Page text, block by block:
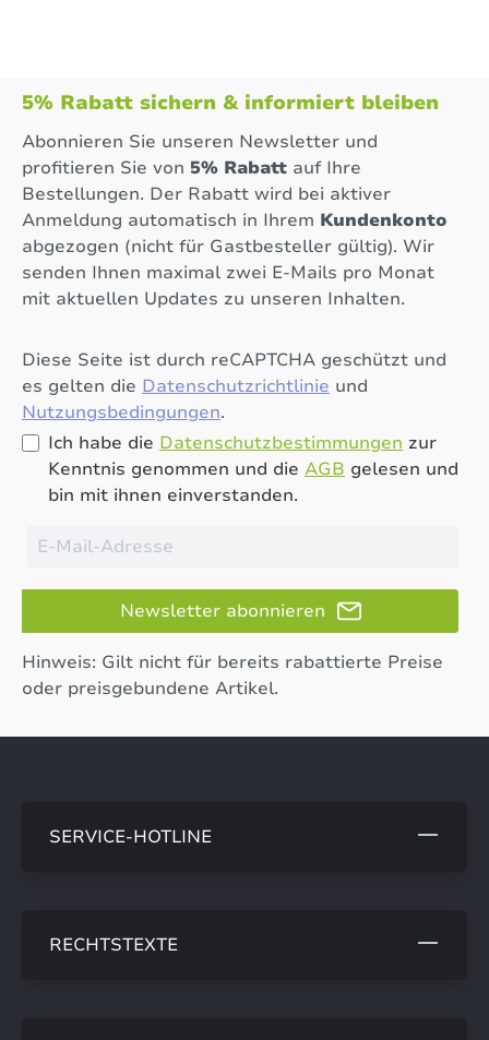
5% Rabatt sichern & informiert bleiben
Abonnieren Sie unseren Newsletter und
profitieren Sie von 5% Rabatt auf Ihre
Bestellungen. Der Rabatt wird bei aktiver
Anmeldung automatisch in Ihrem Kundenkonto
abgezogen (nicht für Gastbesteller gültig). Wir
senden Ihnen maximal zwei E-Mails pro Monat
mit aktuellen Updates zu unseren Inhalten.
Diese Seite ist durch reCAPTCHA geschützt und
es gelten die Datenschutzrichtlinie und
Nutzungsbedingungen.
Ich habe die Datenschutzbestimmungen zur
Kenntnis genommen und die AGB gelesen und
bin mit ihnen einverstanden.
Newsletter abonnieren
Hinweis: Gilt nicht für bereits rabattierte Preise
oder preisgebundene Artikel.
SERVICE-HOTLINE
RECHTSTEXTE